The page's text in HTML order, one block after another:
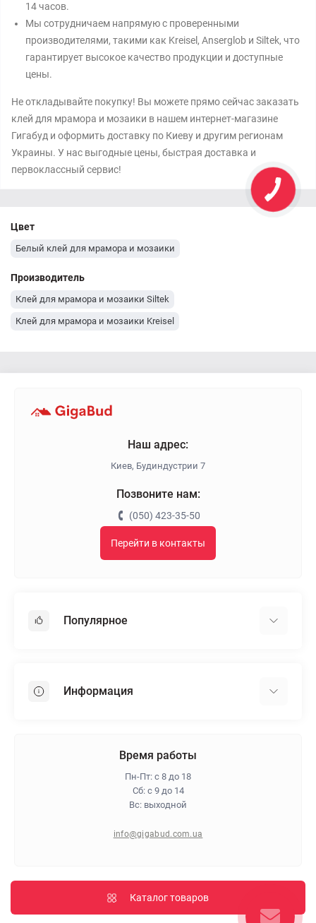
14 часов.
Мы сотрудничаем напрямую с проверенными
производителями, такими как Kreisel, Anserglob и Siltek, что
гарантирует высокое качество продукции и доступные
цены.
Не откладывайте покупку! Вы можете прямо сейчас заказать
клей для мрамора и мозаики в нашем интернет-магазине
Гигабуд и оформить доставку по Киеву и другим регионам
Украины. У нас выгодные цены, быстрая доставка и
первоклассный сервис!
Цвет
Белый клей для мрамора и мозаики
Производитель
Клей для мрамора и мозаики Siltek
Клей для мрамора и мозаики Kreisel
Наш адрес:
Киев, Будиндустрии 7
Позвоните нам:
(050) 423-35-50
Перейти в контакты
Популярное
Пенопласт
Информация
Политика конфиденциальности
Время работы
Пн-Пт: с 8 до 18
Сб: с 9 до 14
Вс: выходной
info@gigabud.com.ua
Каталог товаров